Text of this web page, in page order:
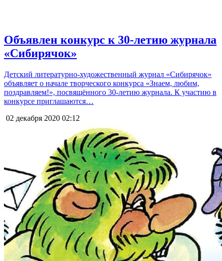
Объявлен конкурс к 30-летию журнала
«Сибирячок»
Детский литературно-художественный журнал «Сибирячок»
объявляет о начале творческого конкурса «Знаем, любим,
поздравляем!», посвящённого 30-летию журнала. К участию в
конкурсе приглашаются…
02 декабря 2020 02:12